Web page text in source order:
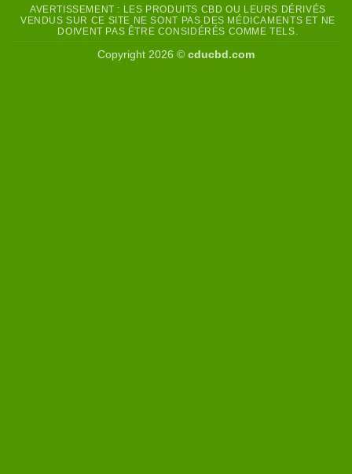
AVERTISSEMENT : LES PRODUITS CBD OU LEURS DÉRIVÉS
VENDUS SUR CE SITE NE SONT PAS DES MÉDICAMENTS ET NE
DOIVENT PAS ÊTRE CONSIDÉRÉS COMME TELS.
Copyright 2026 © cducbd.com